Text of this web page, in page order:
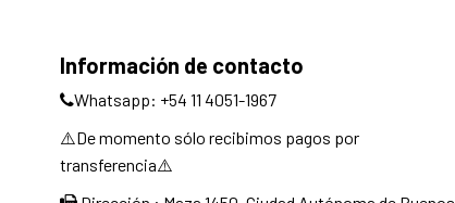
Información de contacto
Whatsapp: +54 11 4051-1967
⚠️De momento sólo recibimos pagos por
transferencia⚠️